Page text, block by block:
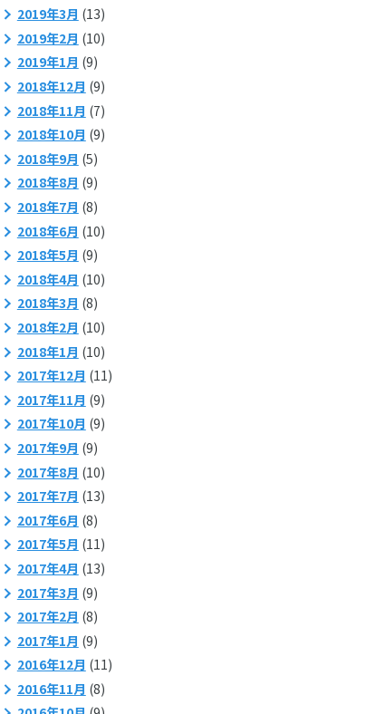
2019年3月 (13)
2019年2月 (10)
2019年1月 (9)
2018年12月 (9)
2018年11月 (7)
2018年10月 (9)
2018年9月 (5)
2018年8月 (9)
2018年7月 (8)
2018年6月 (10)
2018年5月 (9)
2018年4月 (10)
2018年3月 (8)
2018年2月 (10)
2018年1月 (10)
2017年12月 (11)
2017年11月 (9)
2017年10月 (9)
2017年9月 (9)
2017年8月 (10)
2017年7月 (13)
2017年6月 (8)
2017年5月 (11)
2017年4月 (13)
2017年3月 (9)
2017年2月 (8)
2017年1月 (9)
2016年12月 (11)
2016年11月 (8)